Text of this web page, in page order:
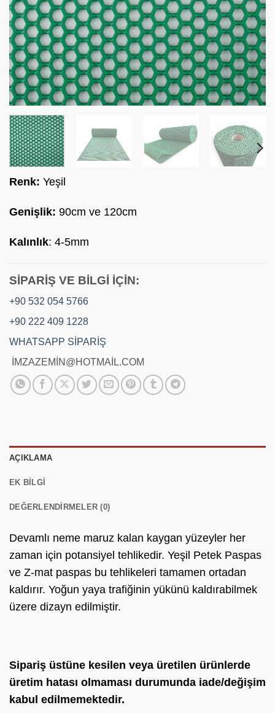
Renk: Yeşil
Genişlik: 90cm ve 120cm
Kalınlık: 4-5mm
SİPARİŞ VE BİLGİ İÇİN:
+90 532 054 5766
+90 222 409 1228
WHATSAPP SİPARİŞ
İMZAZEMİN@HOTMAİL.COM
AÇIKLAMA
EK BILGI
DEĞERLENDIRMELER (0)
Devamlı neme maruz kalan kaygan yüzeyler her
zaman için potansiyel tehlikedir. Yeşil Petek Paspas
ve Z-mat paspas bu tehlikeleri tamamen ortadan
kaldırır. Yoğun yaya trafiğinin yükünü kaldırabilmek
üzere dizayn edilmiştir.
Sipariş üstüne kesilen veya üretilen ürünlerde
üretim hatası olmaması durumunda iade/değişim
kabul edilmemektedir.